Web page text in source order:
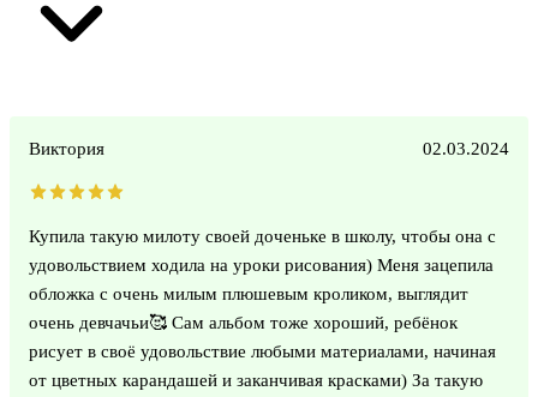
Виктория 02.03.2024
Купила такую милоту своей доченьке в школу, чтобы она с
удовольствием ходила на уроки рисования) Меня зацепила
обложка с очень милым плюшевым кроликом, выглядит
очень девчачьи🥰 Сам альбом тоже хороший, ребёнок
рисует в своё удовольствие любыми материалами, начиная
от цветных карандашей и заканчивая красками) За такую